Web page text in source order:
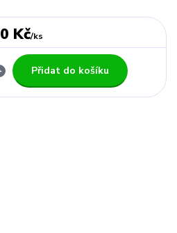
0 Kč/ks
Přidat do košíku